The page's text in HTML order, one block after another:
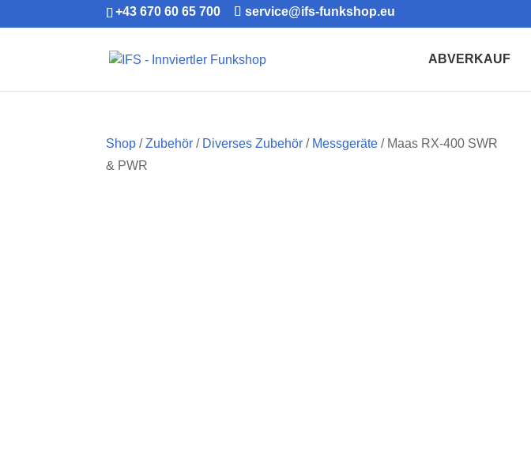
+43 670 60 65 700 service@ifs-funkshop.eu
ABVERKAUF
Shop /Zubehör / Diverses Zubehör / Messgeräte / Maas RX-400 SWR
& PWR